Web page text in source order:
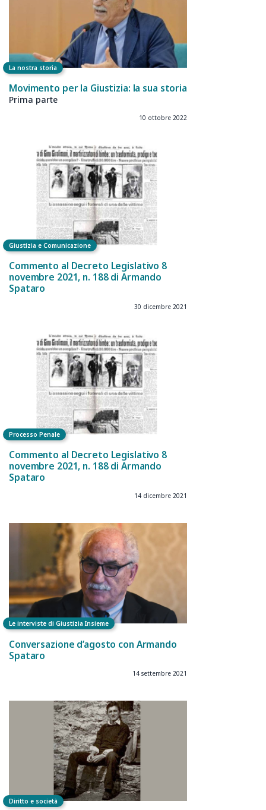
La nostra storia
Movimento per la Giustizia: la sua storia
Prima parte
10 ottobre 2022
Giustizia e Comunicazione
Commento al Decreto Legislativo 8
novembre 2021, n. 188 di Armando
Spataro
30 dicembre 2021
Processo Penale
Commento al Decreto Legislativo 8
novembre 2021, n. 188 di Armando
Spataro
14 dicembre 2021
Le interviste di Giustizia Insieme
Conversazione d’agosto con Armando
Spataro
14 settembre 2021
Diritto e società